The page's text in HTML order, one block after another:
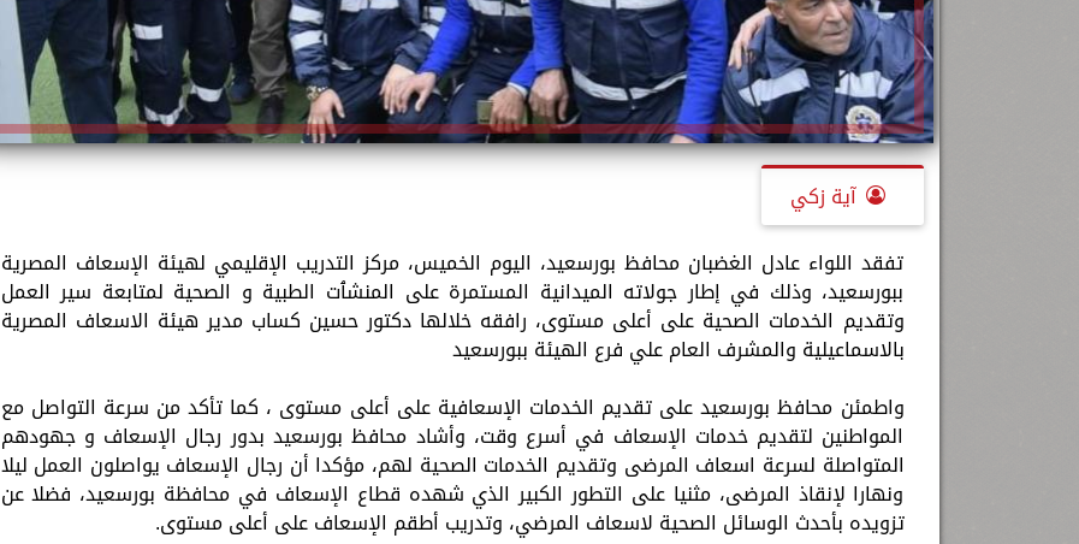
آية زكي
تفقد اللواء عادل الغضبان محافظ بورسعيد، اليوم الخميس، مركز التدريب الإقليمي لهيئة الإسعاف المصرية
ببورسعيد، وذلك في إطار جولاته الميدانية المستمرة على المنشٱت الطبية و الصحية لمتابعة سير العمل
وتقديم الخدمات الصحية على أعلى مستوى، رافقه خلالها دكتور حسين كساب مدير هيئة الاسعاف المصرية
بالاسماعيلية والمشرف العام علي فرع الهيئة ببورسعيد
واطمئن محافظ بورسعيد على تقديم الخدمات الإسعافية على أعلى مستوى ، كما تأكد من سرعة التواصل مع
المواطنين لتقديم خدمات الإسعاف في أسرع وقت، وأشاد محافظ بورسعيد بدور رجال الإسعاف و جهودهم
المتواصلة لسرعة اسعاف المرضى وتقديم الخدمات الصحية لهم، مؤكدا أن رجال الإسعاف يواصلون العمل ليلا
ونهارا لإنقاذ المرضى، مثنيا على التطور الكبير الذي شهده قطاع الإسعاف في محافظة بورسعيد، فضلا عن
تزويده بأحدث الوسائل الصحية لاسعاف المرضي، وتدريب أطقم الإسعاف على أعلى مستوى.